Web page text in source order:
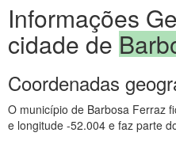
Informações
cidade de
Coordenadas
O município de Barbosa Ferraz
e longitude -52.004 e faz parte